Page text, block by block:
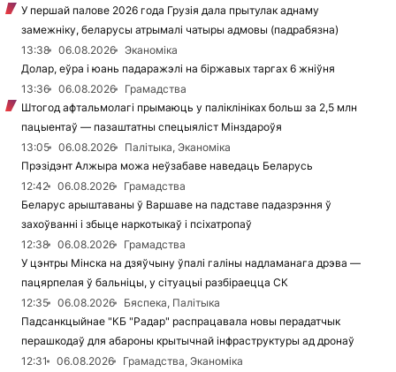
У першай палове 2026 года Грузія дала прытулак аднаму
замежніку, беларусы атрымалі чатыры адмовы (падрабязна)
13:38
06.08.2026
Эканоміка
Долар, еўра і юань падаражэлі на біржавых таргах 6 жніўня
13:36
06.08.2026
Грамадства
Штогод афтальмолагі прымаюць у паліклініках больш за 2,5 млн
пацыентаў — пазаштатны спецыяліст Мінздароўя
13:05
06.08.2026
Палітыка, Эканоміка
Прэзідэнт Алжыра можа неўзабаве наведаць Беларусь
12:42
06.08.2026
Грамадства
Беларус арыштаваны ў Варшаве на падставе падазрэння ў
захоўванні і збыце наркотыкаў і псіхатропаў
12:38
06.08.2026
Грамадства
У цэнтры Мінска на дзяўчыну ўпалі галіны надламанага дрэва —
пацярпелая ў бальніцы, у сітуацыі разбіраецца СК
12:35
06.08.2026
Бяспека, Палітыка
Падсанкцыйнае "КБ "Радар" распрацавала новы перадатчык
перашкодаў для абароны крытычнай інфраструктуры ад дронаў
12:31
06.08.2026
Грамадства, Эканоміка